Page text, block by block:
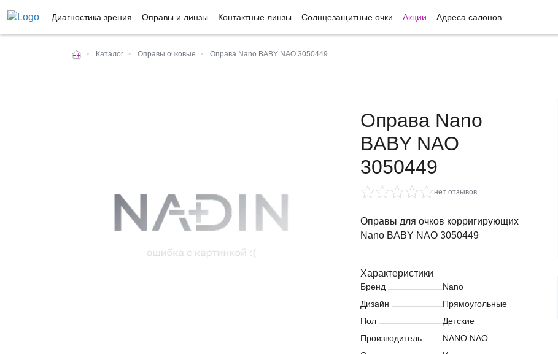
Диагностика зрения Оправы и линзы Контактные линзы Солнцезащитные очки Акции Адреса салонов
• Каталог • Оправы очковые • Оправа Nano BABY NAO 3050449
Оправа Nano
BABY NAO
3050449
нет отзывов
Оправы для очков корригирующих
Nano BABY NAO 3050449
Характеристики
Бренд
Nano
Дизайн
Прямоугольные
Пол
Детские
Производитель
NANO NAO